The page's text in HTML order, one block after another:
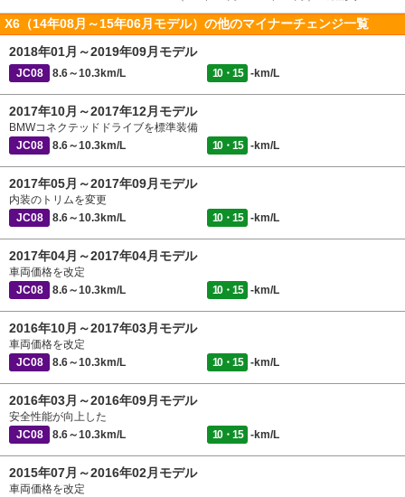
X6（14年08月～15年06月モデル）の他のマイナーチェンジ一覧
2018年01月～2019年09月モデル
JC08 8.6～10.3km/L 10・15 -km/L
2017年10月～2017年12月モデル
BMWコネクテッドドライブを標準装備
JC08
8.6～10.3km/L 10・15 -km/L
2017年05月～2017年09月モデル
内装のトリムを変更
JC08
8.6～10.3km/L 10・15 -km/L
2017年04月～2017年04月モデル
車両価格を改定
JC08
8.6～10.3km/L 10・15 -km/L
2016年10月～2017年03月モデル
車両価格を改定
JC08
8.6～10.3km/L 10・15 -km/L
2016年03月～2016年09月モデル
安全性能が向上した
JC08
8.6～10.3km/L 10・15 -km/L
2015年07月～2016年02月モデル
車両価格を改定